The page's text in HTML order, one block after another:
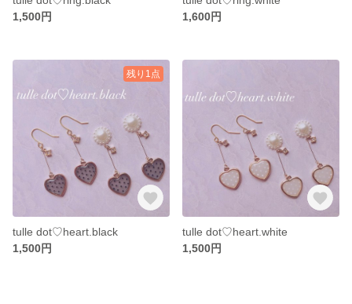
1,500円
1,600円
残り1点
tulle dot♡heart.black
1,500円
tulle dot♡heart.white
1,500円